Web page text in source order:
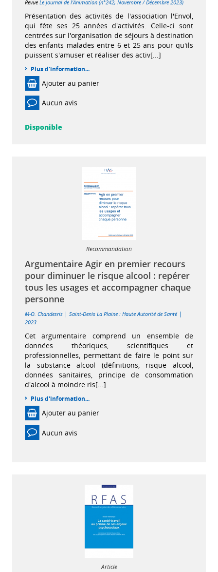
Revue Le Journal de l'Animation (n°242, Novembre / Décembre 2023)
Présentation des activités de l'association l'Envol,
qui fête ses 25 années d'activités. Celle-ci sont
centrées sur l'organisation de séjours à destination
des enfants malades entre 6 et 25 ans pour qu'ils
puissent s'amuser et réaliser des activ[...]
Plus d'information...
Ajouter au panier
Aucun avis
Disponible
Recommandation
Argumentaire Agir en premier recours
pour diminuer le risque alcool : repérer
tous les usages et accompagner chaque
personne
M-O. Chandesris | Saint-Denis La Plaine : Haute Autorité de Santé |
2023
Cet argumentaire comprend un ensemble de
données théoriques, scientifiques et
professionnelles, permettant de faire le point sur
la substance alcool (définitions, risque alcool,
données sanitaires, principe de consommation
d'alcool à moindre ris[...]
Plus d'information...
Ajouter au panier
Aucun avis
Article